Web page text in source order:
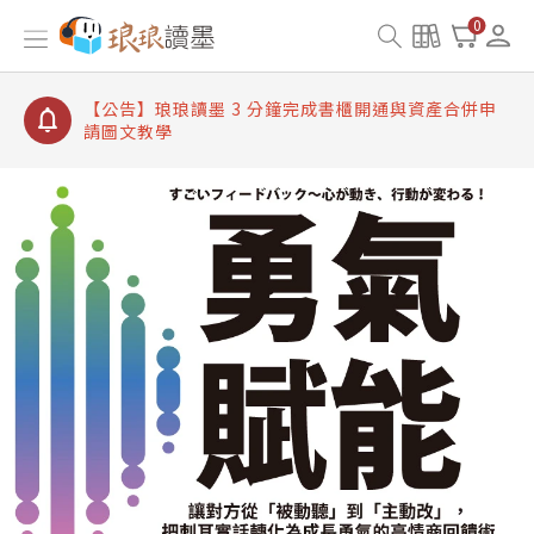
0
【公告】琅琅讀墨書櫃開通常見問題
【公告】琅琅讀墨 3 分鐘完成書櫃開通與資產合併申
【公告】琅琅書店服務升級重要說明及資產合併結果
查詢